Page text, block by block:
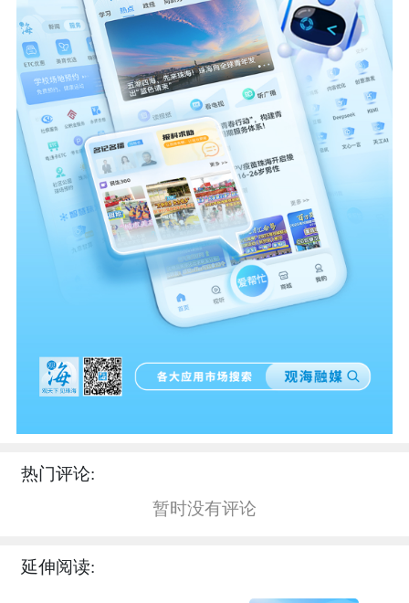
热门评论:
暂时没有评论
延伸阅读: